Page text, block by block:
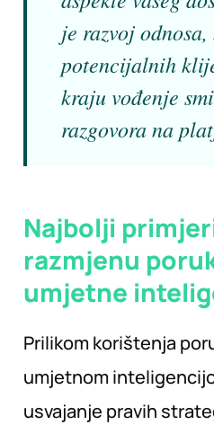
je razvoj
potencijalnih
kraju vođenje
razgovora na
Najbolji
razmjenu
umjetne
Prilikom korištenja
umjetnom
usvajanje pravih